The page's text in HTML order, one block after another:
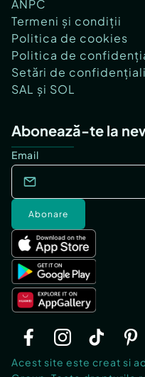
ANPC
Termeni și condiții
Politica de cookies
Politica de
Setări de
SAL și SOL
Abonează-te la
Email
Abonare
Acest site este creat si